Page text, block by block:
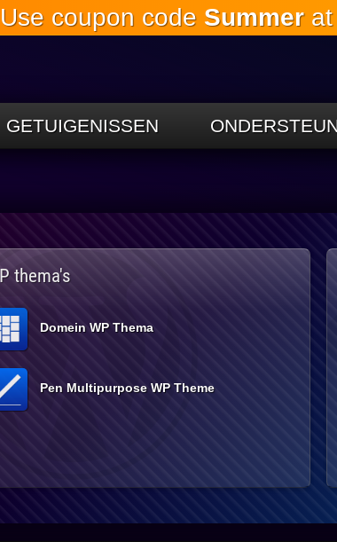
Ga naar de
hoofdinhoud
Use coupon code Summerat
GETUIGENISSEN
thema's
Domein WP Thema
Pen Multipurpose WP Theme